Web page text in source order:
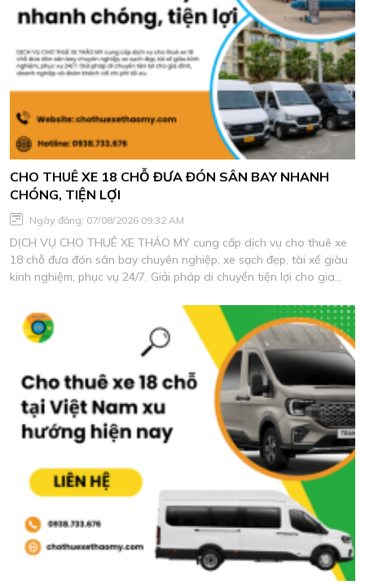
CHO THUÊ XE 18 CHỖ ĐƯA ĐÓN SÂN BAY NHANH
CHÓNG, TIỆN LỢI
Ngày đăng: 07/08/2026 09:32 AM
DỊCH VỤ CHO THUÊ XE THẢO MY cung cấp dịch vụ cho thuê xe
18 chỗ đưa đón sân bay chuyên nghiệp, xe sạch đẹp, tài xế giàu
kinh nghiệm, phục vụ 24/7. Giải pháp di chuyển tiện lợi cho gia